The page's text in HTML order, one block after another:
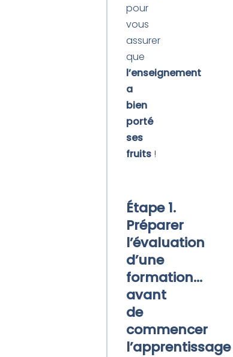
pour
vous
assurer
que
l’enseignement
a
bien
porté
ses
fruits !
Étape 1.
Préparer
l’évaluation
d’une
formation…
avant
de
commencer
l’apprentissage